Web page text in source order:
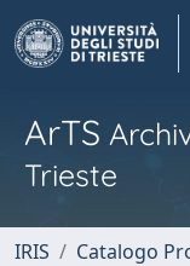
ArTS
Trieste
IRIS
Catalogo